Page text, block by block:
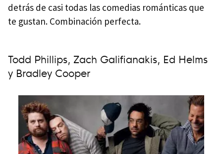
detrás de casi todas las comedias románticas que
te gustan. Combinación perfecta.
Todd Phillips, Zach Galifianakis, Ed Helms
y Bradley Cooper